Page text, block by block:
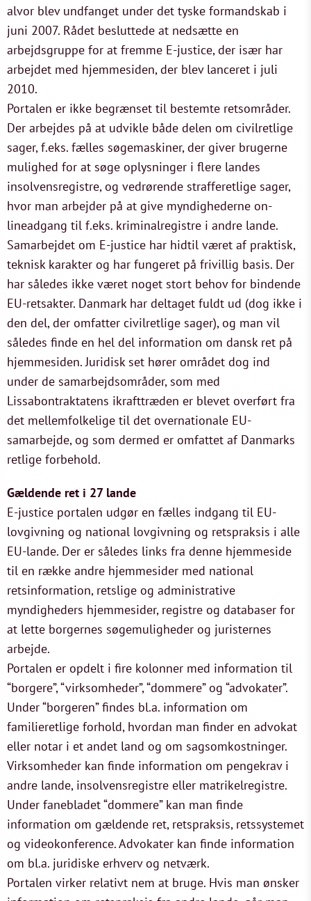
alvor blev undfanget under det tyske formandskab i
juni 2007. Rådet besluttede at nedsætte en
arbejdsgruppe for at fremme E-justice, der især har
arbejdet med hjemmesiden, der blev lanceret i juli
2010.
Portalen er ikke begrænset til bestemte retsområder.
Der arbejdes på at udvikle både delen om civilretlige
sager, f.eks. fælles søgemaskiner, der giver brugerne
mulighed for at søge oplysninger i flere landes
insolvensregistre, og vedrørende strafferetlige sager,
hvor man arbejder på at give myndighederne on-
lineadgang til f.eks. kriminalregistre i andre lande.
Samarbejdet om E-justice har hidtil været af praktisk,
teknisk karakter og har fungeret på frivillig basis. Der
har således ikke været noget stort behov for bindende
EU-retsakter. Danmark har deltaget fuldt ud (dog ikke i
den del, der omfatter civilretlige sager), og man vil
således finde en hel del information om dansk ret på
hjemmesiden. Juridisk set hører området dog ind
under de samarbejdsområder, som med
Lissabontraktatens ikrafttræden er blevet overført fra
det mellemfolkelige til det overnationale EU-
samarbejde, og som dermed er omfattet af Danmarks
retlige forbehold.
Gældende ret i 27 lande
E-justice portalen udgør en fælles indgang til EU-
lovgivning og national lovgivning og retspraksis i alle
EU-lande. Der er således links fra denne hjemmeside
til en række andre hjemmesider med national
retsinformation, retslige og administrative
myndigheders hjemmesider, registre og databaser for
at lette borgernes søgemuligheder og juristernes
arbejde.
Portalen er opdelt i fire kolonner med information til
“borgere”, “virksomheder”, “dommere” og “advokater”.
Under “borgeren” findes bl.a. information om
familieretlige forhold, hvordan man finder en advokat
eller notar i et andet land og om sagsomkostninger.
Virksomheder kan finde information om pengekrav i
andre lande, insolvensregistre eller matrikelregistre.
Under fanebladet “dommere” kan man finde
information om gældende ret, retspraksis, retssystemet
og videokonference. Advokater kan finde information
om bl.a. juridiske erhverv og netværk.
Portalen virker relativt nem at bruge. Hvis man ønsker